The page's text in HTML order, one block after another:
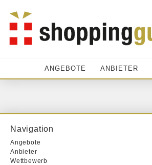
ANGEBOTE ANBIETER
Navigation
Angebote
Anbieter
Wettbewerb